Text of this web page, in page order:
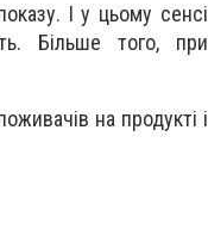
І у цьому сенсі
Більше того, при
на продукті і